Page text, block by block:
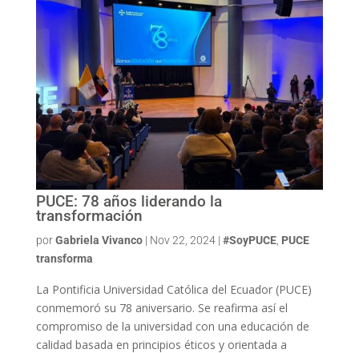
PUCE: 78 años liderando la
transformación
porGabriela Vivanco| Nov 22, 2024| #SoyPUCE, PUCE
transforma
La Pontificia Universidad Católica del Ecuador (PUCE)
conmemoró su 78 aniversario. Se reafirma así el
compromiso de la universidad con una educación de
calidad basada en principios éticos y orientada a